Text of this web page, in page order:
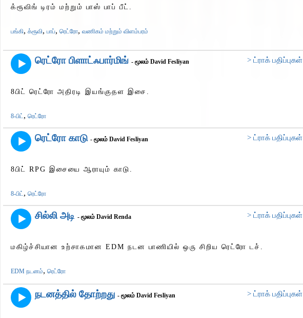
க்ரூவிங் டிரம் மற்றும் பாஸ் பாப் பீட்.
பங்கி, க்ரூவி, பாப், ரெட்ரோ, வணிகம் மற்றும் விளம்பரம்
ரெட்ரோ பிளாட்ஃபார்மிங் - மூலம் David Fesliyan > ட்ராக் பதிப்புகள்
8பிட் ரெட்ரோ அதிரடி இயங்குதள இசை.
8-பிட், ரெட்ரோ
ரெட்ரோ காடு - மூலம் David Fesliyan > ட்ராக் பதிப்புகள்
8பிட் RPG இசையை ஆராயும் காடு.
8-பிட், ரெட்ரோ
சில்லி அடி - மூலம் David Renda > ட்ராக் பதிப்புகள்
மகிழ்ச்சியான உற்சாகமான EDM நடன பாணியில் ஒரு சிறிய ரெட்ரோ டச்.
EDM நடனம், ரெட்ரோ
நடனத்தில் தோற்றது - மூலம் David Fesliyan > ட்ராக் பதிப்புகள்